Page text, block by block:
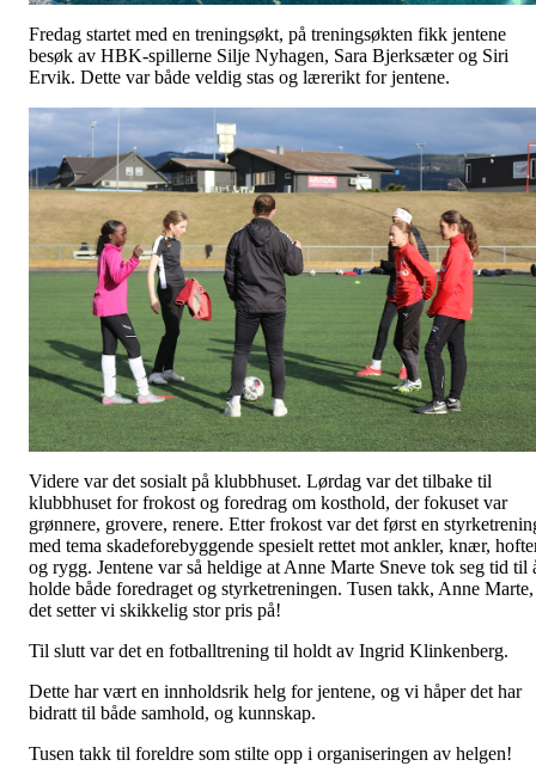
Fredag startet med en treningsøkt, på treningsøkten fikk jentene
besøk av HBK-spillerne Silje Nyhagen, Sara Bjerksæter og Siri
Ervik. Dette var både veldig stas og lærerikt for jentene.
Videre var det sosialt på klubbhuset. Lørdag var det tilbake til
klubbhuset for frokost og foredrag om kosthold, der fokuset var
grønnere, grovere, renere. Etter frokost var det først en
med tema skadeforebyggende spesielt rettet mot ankler, knær,
og rygg. Jentene var så heldige at Anne Marte Sneve tok seg tid til
holde både foredraget og styrketreningen. Tusen takk, Anne Marte,
det setter vi skikkelig stor pris på!
Til slutt var det en fotballtrening til holdt av Ingrid Klinkenberg.
Dette har vært en innholdsrik helg for jentene, og vi håper det har
bidratt til både samhold, og kunnskap.
Tusen takk til foreldre som stilte opp i organiseringen av helgen!